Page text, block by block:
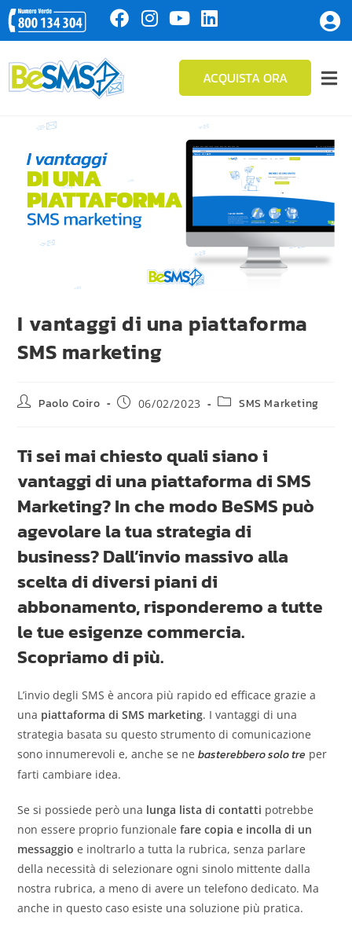
ACQUISTA ORA
I vantaggi di una piattaforma
SMS marketing
Paolo Coiro 06/02/2023 SMS Marketing
Ti sei mai chiesto quali siano i
vantaggi di una piattaforma di SMS
Marketing? In che modo BeSMS può
agevolare la tua strategia di
business? Dall’invio massivo alla
scelta di diversi piani di
abbonamento, risponderemo a tutte
le tue esigenze commercia.
Scopriamo di più.
L’invio degli SMS è ancora più rapido ed efficace grazie a
una piattaforma di SMS marketing. I vantaggi di una
strategia basata su questo strumento di comunicazione
sono innumerevoli e, anche se nebasterebbero solo tre per
farti cambiare idea.
Se si possiede però una lunga lista di contatti potrebbe
non essere proprio funzionalefare copia e incolla di un
messaggio e inoltrarlo a tutta la rubrica, senza parlare
della necessità di selezionare ogni sinolo mittente dalla
nostra rubrica, a meno di avere un telefono dedicato. Ma
anche in questo caso esiste una soluzione più pratica.